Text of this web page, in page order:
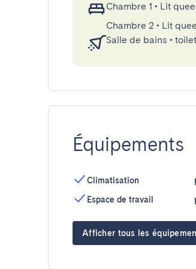
Chambre 1 • Lit
Chambre 2 • Lit
Salle de bains •
Équipements
Climatisation
Espace de travail
Afficher tous les